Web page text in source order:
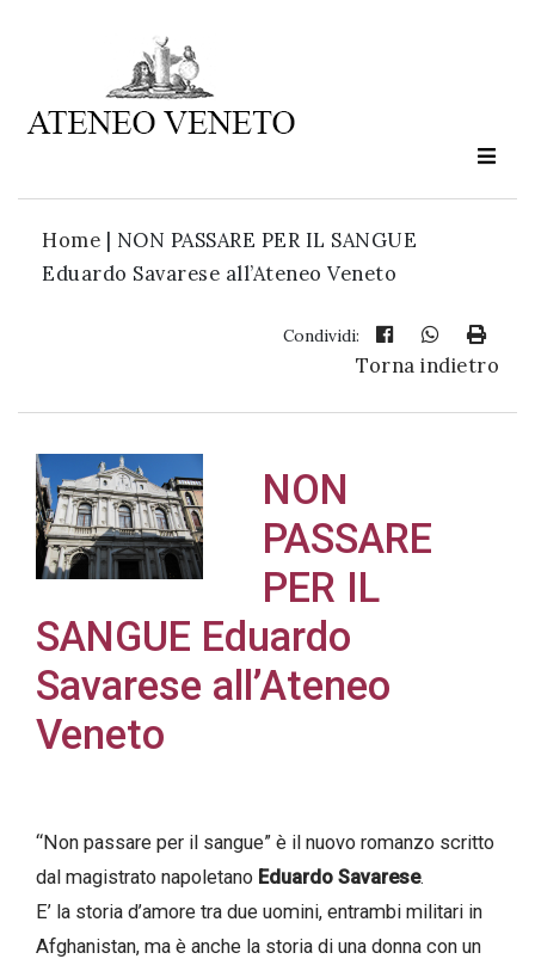
Home | NON PASSARE PER IL SANGUE
Eduardo Savarese all’Ateneo Veneto
Condividi:
Torna indietro
NON
PASSARE
PER IL
SANGUE Eduardo
Savarese all’Ateneo
Veneto
“Non passare per il sangue” è il nuovo romanzo scritto
dal magistrato napoletano Eduardo Savarese.
E’ la storia d’amore tra due uomini, entrambi militari in
Afghanistan, ma è anche la storia di una donna con un
Ateneo
è
cultura
Acconsento
all'uso dei
miei dati
con il
decreto
legislativo
196/03